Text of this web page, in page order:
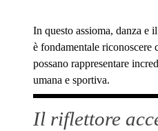
In questo assioma, danza e
è fondamentale riconoscere
possano rappresentare
umana e sportiva.
Il riflettore